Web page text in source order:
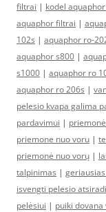
filtrai | kodel
aquaphor filtrai |
102s | aquaphor ro-
aquaphor s800 |
s1000 | aquaphor ro
aquaphor ro 206s |
pelesio kvapa galima
pardavimui |
priemone nuo voru |
priemonė nuo vorų |
talpinimas |
isvengti pelesio
pelėsiui | puiki dovana